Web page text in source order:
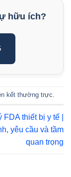
hữu ích?
kết thường trực
thiết bị y tế |
yêu cầu và tầm
quan trọng